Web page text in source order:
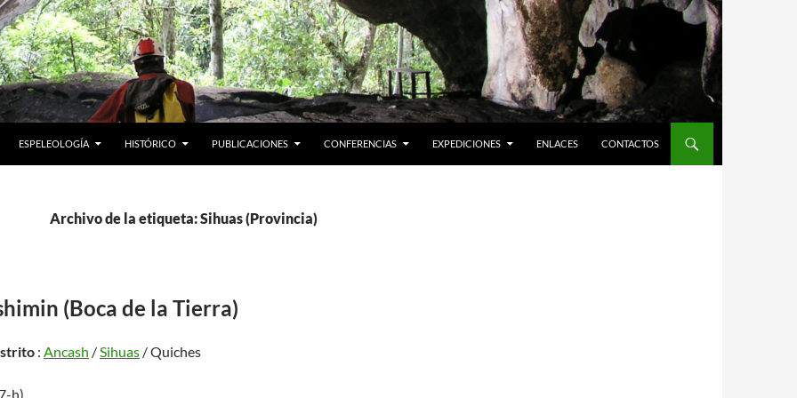
ESPELEOLOGÍA HISTÓRICO PUBLICACIONES CONFERENCIAS EXPEDICIONES ENLACES CONTACTOS
Archivo de la etiqueta: Sihuas (Provincia)
(Boca de la Tierra)
: Ancash /Sihuas / Quiches
h)